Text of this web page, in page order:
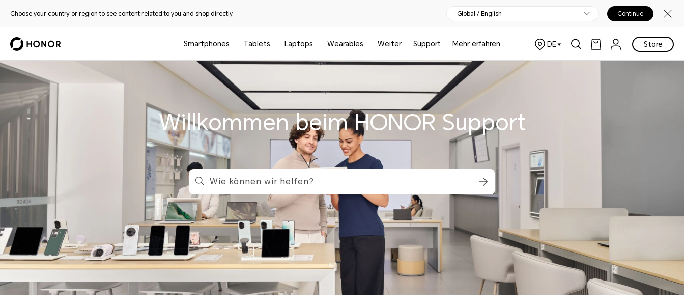
Choose your country or region to see content related to you and shop directly. Global / English Continue
Smartphones Tablets Laptops Wearables Weiter Support Mehr erfahren DE Store
Willkommen beim HONOR Support